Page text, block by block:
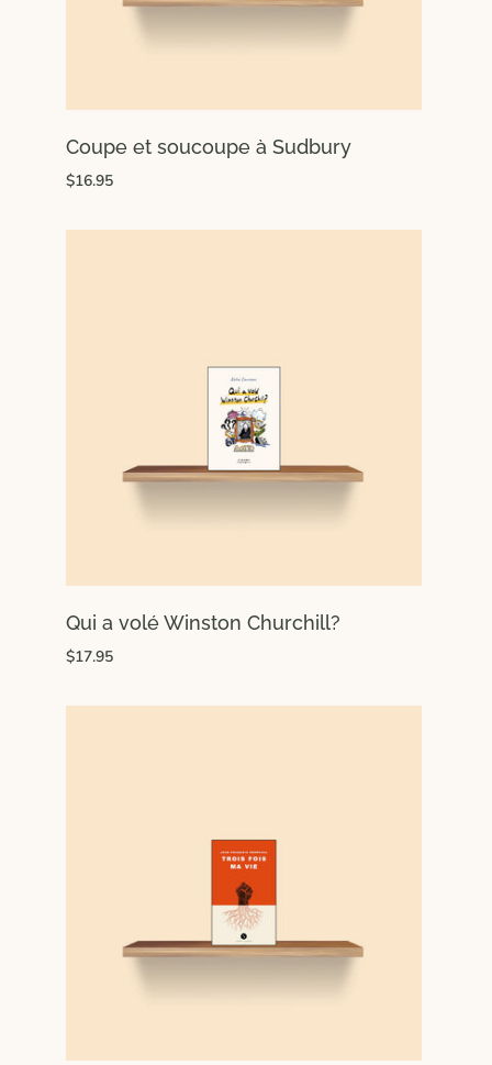
Coupe et soucoupe à Sudbury
$16.95
Qui a volé Winston Churchill?
$17.95